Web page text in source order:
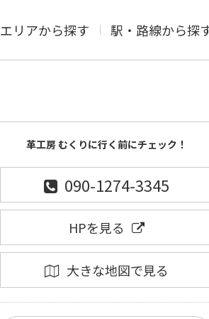
エリアから探す 駅・路線から探
革工房 むくりに行く前にチェック！
090-1274-3345
HPを見る
大きな地図で見る